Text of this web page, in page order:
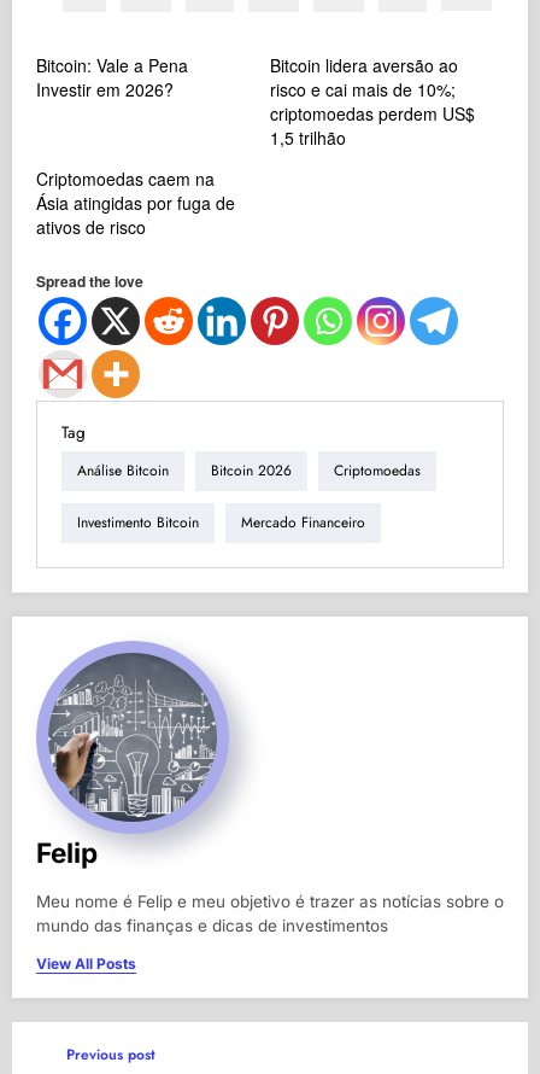
Bitcoin: Vale a Pena
Investir em 2026?
Bitcoin lidera aversão ao
risco e cai mais de 10%;
criptomoedas perdem US$
1,5 trilhão
Criptomoedas caem na
Ásia atingidas por fuga de
ativos de risco
Spread the love
Tag
Análise Bitcoin Bitcoin 2026 Criptomoedas
Investimento Bitcoin Mercado Financeiro
Felip
Meu nome é Felip e meu objetivo é trazer as notícias sobre o
mundo das finanças e dicas de investimentos
View All Posts
Previous post